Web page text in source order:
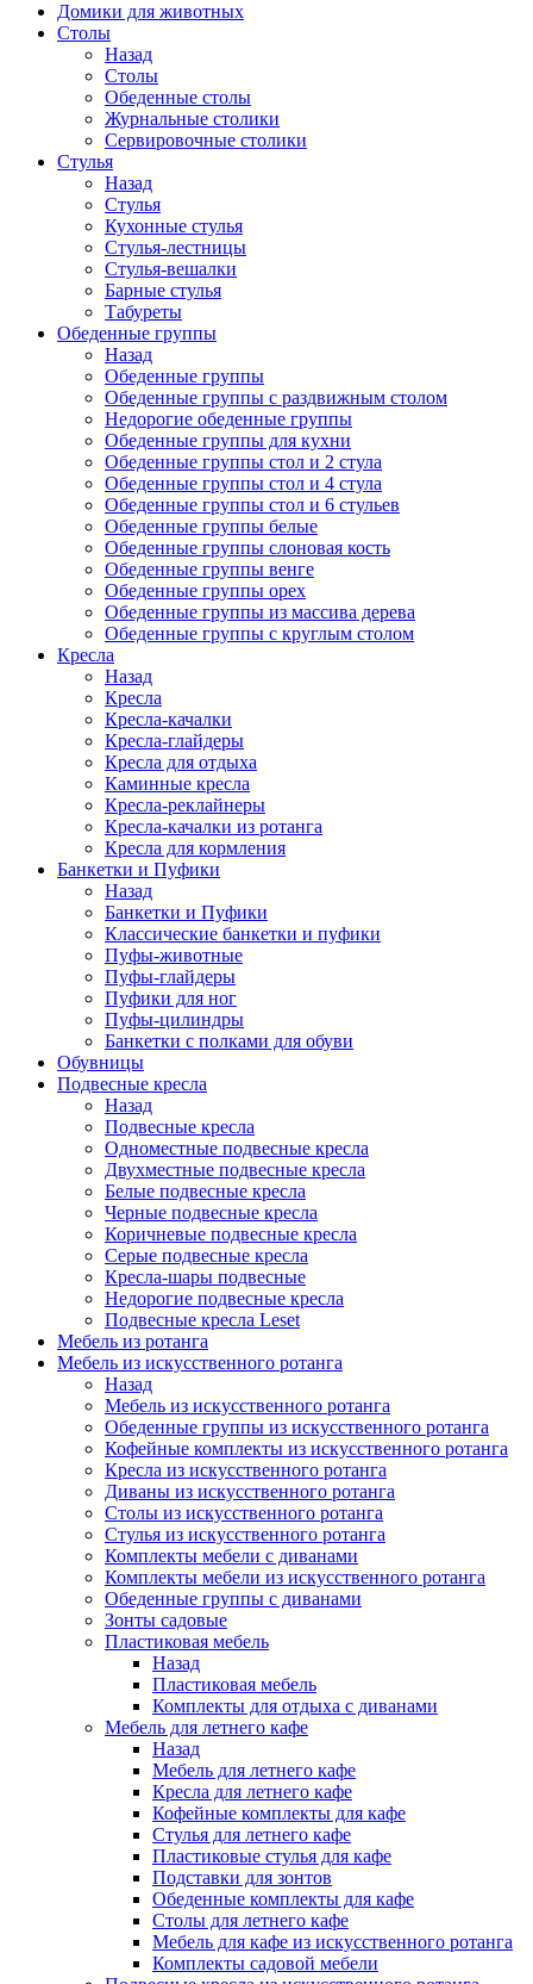
Домики для животных
Столы
Назад
Столы
Обеденные столы
Журнальные столики
Сервировочные столики
Стулья
Назад
Стулья
Кухонные стулья
Стулья-лестницы
Стулья-вешалки
Барные стулья
Табуреты
Обеденные группы
Назад
Обеденные группы
Обеденные группы с раздвижным столом
Недорогие обеденные группы
Обеденные группы для кухни
Обеденные группы стол и 2 стула
Обеденные группы стол и 4 стула
Обеденные группы стол и 6 стульев
Обеденные группы белые
Обеденные группы слоновая кость
Обеденные группы венге
Обеденные группы орех
Обеденные группы из массива дерева
Обеденные группы с круглым столом
Кресла
Назад
Кресла
Кресла-качалки
Кресла-глайдеры
Кресла для отдыха
Каминные кресла
Кресла-реклайнеры
Кресла-качалки из ротанга
Кресла для кормления
Банкетки и Пуфики
Назад
Банкетки и Пуфики
Классические банкетки и пуфики
Пуфы-животные
Пуфы-глайдеры
Пуфики для ног
Пуфы-цилиндры
Банкетки с полками для обуви
Обувницы
Подвесные кресла
Назад
Подвесные кресла
Одноместные подвесные кресла
Двухместные подвесные кресла
Белые подвесные кресла
Черные подвесные кресла
Коричневые подвесные кресла
Серые подвесные кресла
Кресла-шары подвесные
Недорогие подвесные кресла
Подвесные кресла Leset
Мебель из ротанга
Мебель из искусственного ротанга
Назад
Мебель из искусственного ротанга
Обеденные группы из искусственного ротанга
Кофейные комплекты из искусственного ротанга
Кресла из искусственного ротанга
Диваны из искусственного ротанга
Столы из искусственного ротанга
Стулья из искусственного ротанга
Комплекты мебели с диванами
Комплекты мебели из искусственного ротанга
Обеденные группы с диванами
Зонты садовые
Пластиковая мебель
Назад
Пластиковая мебель
Комплекты для отдыха с диванами
Мебель для летнего кафе
Назад
Мебель для летнего кафе
Кресла для летнего кафе
Кофейные комплекты для кафе
Стулья для летнего кафе
Пластиковые стулья для кафе
Подставки для зонтов
Обеденные комплекты для кафе
Столы для летнего кафе
Мебель для кафе из искусственного ротанга
Комплекты садовой мебели